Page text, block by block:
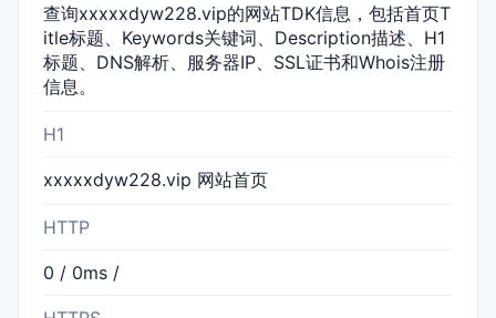
查询xxxxxdyw228.vip的网站TDK信息，包括首页T
itle标题、Keywords关键词、Description描述、H1
标题、DNS解析、服务器IP、SSL证书和Whois注册
信息。
H1
xxxxxdyw228.vip 网站首页
HTTP
0 / 0ms /